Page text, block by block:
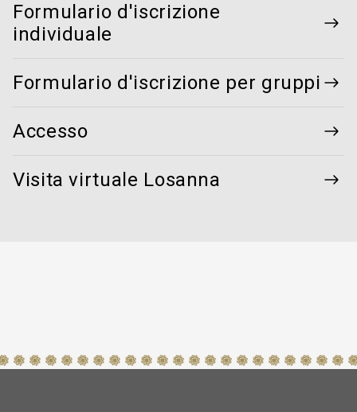
Formulario d'iscrizione
individuale
Formulario d'iscrizione per gruppi
Accesso
Visita virtuale Losanna